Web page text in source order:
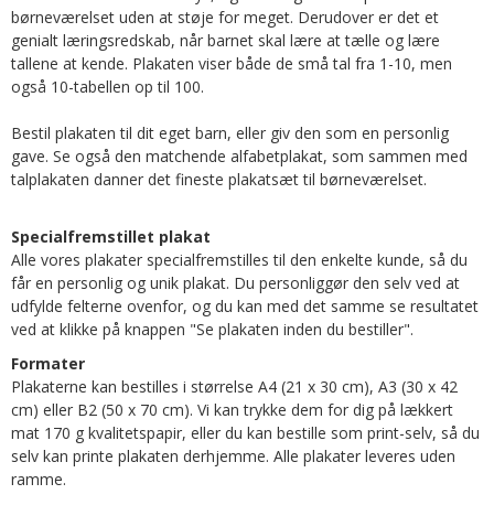
børneværelset uden at støje for meget. Derudover er det et
genialt læringsredskab, når barnet skal lære at tælle og lære
tallene at kende. Plakaten viser både de små tal fra 1-10, men
også 10-tabellen op til 100.
Bestil plakaten til dit eget barn, eller giv den som en personlig
gave. Se også den matchende alfabetplakat, som sammen med
talplakaten danner det fineste plakatsæt til børneværelset.
Specialfremstillet plakat
Alle vores plakater specialfremstilles til den enkelte kunde, så du
får en personlig og unik plakat. Du personliggør den selv ved at
udfylde felterne ovenfor, og du kan med det samme se resultatet
ved at klikke på knappen "Se plakaten inden du bestiller".
Formater
Plakaterne kan bestilles i størrelse A4 (21 x 30 cm), A3 (30 x 42
cm) eller B2 (50 x 70 cm). Vi kan trykke dem for dig på lækkert
mat 170 g kvalitetspapir, eller du kan bestille som print-selv, så du
selv kan printe plakaten derhjemme. Alle plakater leveres uden
ramme.